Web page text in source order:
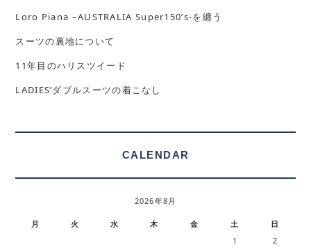
Loro Piana –AUSTRALIA Super150’s-を纏う
スーツの裏地について
11年目のハリスツイード
LADIES’ダブルスーツの着こなし
CALENDAR
2026年8月
月 火 水 木 金 土 日
1
2